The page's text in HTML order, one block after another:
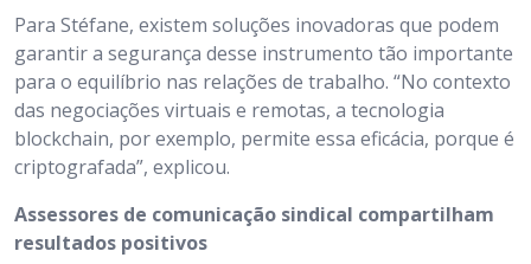
Para Stéfane, existem soluções inovadoras que podem
garantir a segurança desse instrumento tão importante
para o equilíbrio nas relações de trabalho. “No contexto
das negociações virtuais e remotas, a tecnologia
blockchain, por exemplo, permite essa eficácia, porque é
criptografada”, explicou.
Assessores de comunicação sindical compartilham
resultados positivos